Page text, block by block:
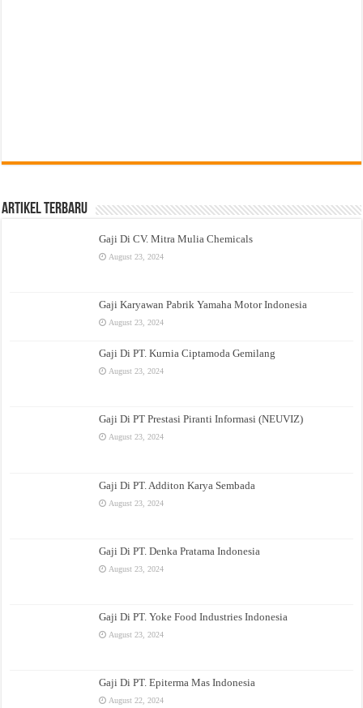
Artikel Terbaru
Gaji Di CV. Mitra Mulia Chemicals
August 23, 2024
Gaji Karyawan Pabrik Yamaha Motor Indonesia
August 23, 2024
Gaji Di PT. Kurnia Ciptamoda Gemilang
August 23, 2024
Gaji Di PT Prestasi Piranti Informasi (NEUVIZ)
August 23, 2024
Gaji Di PT. Additon Karya Sembada
August 23, 2024
Gaji Di PT. Denka Pratama Indonesia
August 23, 2024
Gaji Di PT. Yoke Food Industries Indonesia
August 23, 2024
Gaji Di PT. Epiterma Mas Indonesia
August 22, 2024